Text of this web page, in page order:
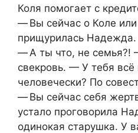
Коля помогает с
— Вы сейчас о Коле
прищурилась Надежда.
— А ты что, не семья?!
свекровь. — У тебя
человечески? По
— Вы сейчас себя
устало проговорила
одинокая старушка. У